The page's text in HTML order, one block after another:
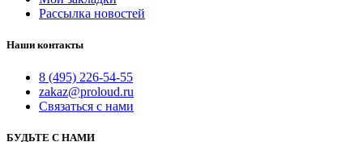
Рассылка новостей
Наши контакты
8 (495) 226-54-55
zakaz@proloud.ru
Связаться с нами
БУДЬТЕ С НАМИ